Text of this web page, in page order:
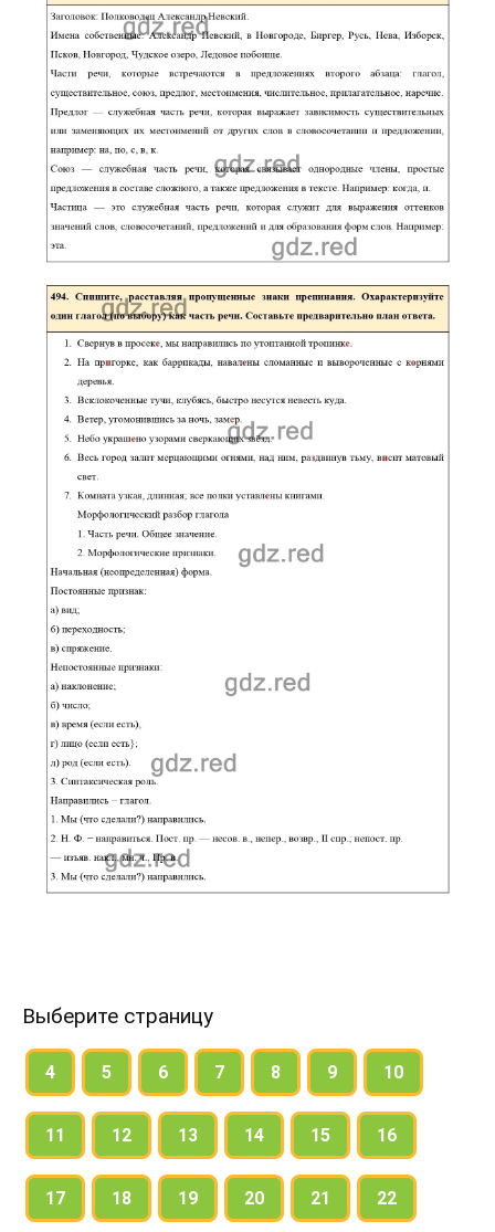
Выберите страницу
4 5 6 7 8 9 10
11 12 13 14 15 16
17 18 19 20 21 22